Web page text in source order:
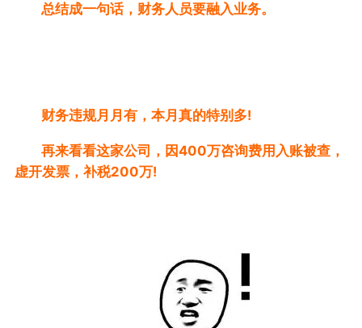
总结成一句话，财务人员要融入业务。
财务违规月月有，本月真的特别多!
再来看看这家公司，因400万咨询费用入账被查，
虚开发票，补税200万!